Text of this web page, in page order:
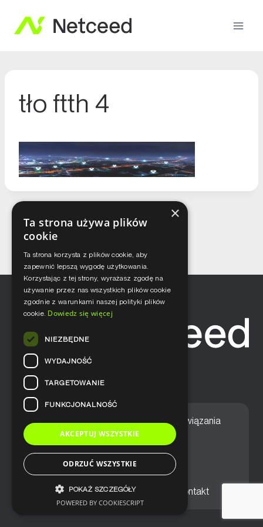
tło ftth 4
Home Nasze podejście Rozwiązania
Usługi Aktualności
Ogólne warunki sprzedaży Kontakt
×
Ta strona używa plików
cookie
Ta strona korzysta z plików cookie, aby
zapewnić lepszą wygodę użytkowania.
Korzystając z tej strony, wyrażasz zgodę na
używanie przez nas wszystkich plików cookie
zgodnie z warunkami naszej polityki plików
cookie. Dowiedz się więcej
NIEZBĘDNE
WYDAJNOŚĆ
TARGETOWANIE
FUNKCJONALNOŚĆ
AKCEPTUJ WSZYSTKIE
ODRZUĆ WSZYSTKIE
POKAŻ SZCZEGÓŁY
POWERED BY COOKIESCRIPT